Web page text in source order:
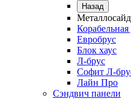
Назад
Корабельная
Евробрус
Блок хаус
Л-брус
Софит Л-
Лайн Про
Сэндвич панели